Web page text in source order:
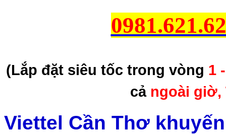
(Lắp đặt siêu tốc trong vòng 1
cả ngoài giờ,
Viettel Cần Thơ